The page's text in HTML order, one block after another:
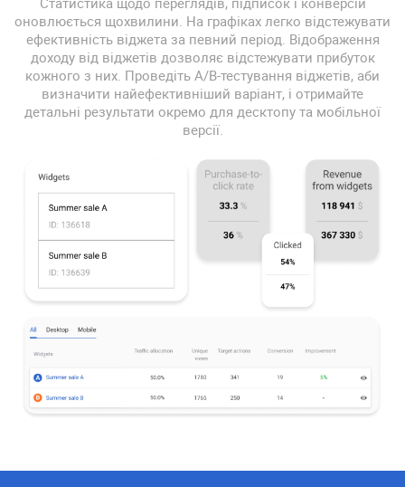
оновлюється щохвилини. На графіках легко відстежувати
ефективність віджета за певний період. Відображення
доходу від віджетів дозволяє відстежувати прибуток
кожного з них. Проведіть A/B-тестування віджетів, аби
визначити найефективніший варіант, і отримайте
детальні результати окремо для десктопу та мобільної
версії.